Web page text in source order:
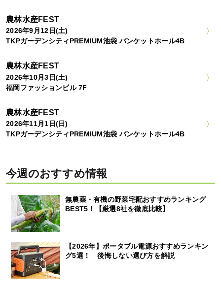
農林水産FEST
2026年9月12日(土)
TKPガーデンシティPREMIUM池袋 バンケットホール4B
農林水産FEST
2026年10月3日(土)
福岡ファッションビル 7F
農林水産FEST
2026年11月1日(日)
TKPガーデンシティPREMIUM池袋 バンケットホール4B
今週のおすすめ情報
無農薬・有機の野菜宅配おすすめランキング
BEST5！【厳選8社を徹底比較】
【2026年】ポータブル電源おすすめランキン
グ5選！ 後悔しない選び方を解説